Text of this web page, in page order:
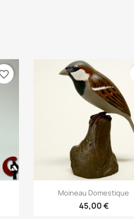
Aperçu rapide
Moineau Domestique
45,00 €